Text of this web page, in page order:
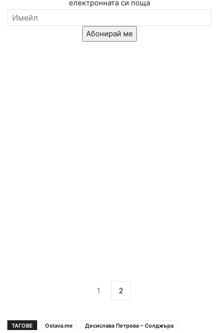
електронната си поща
Абонирай ме
1 2
ТАГОВЕ Ostava.me
Десислава Петрова – Солджъра